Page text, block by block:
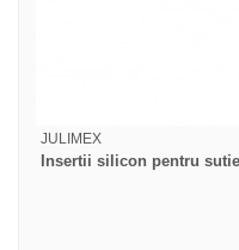
JULIMEX
Insertii silicon pentru